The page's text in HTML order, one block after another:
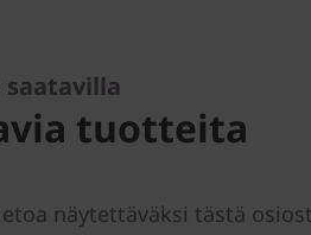
saatavilla
tuotteita
näytettäväksi tästä